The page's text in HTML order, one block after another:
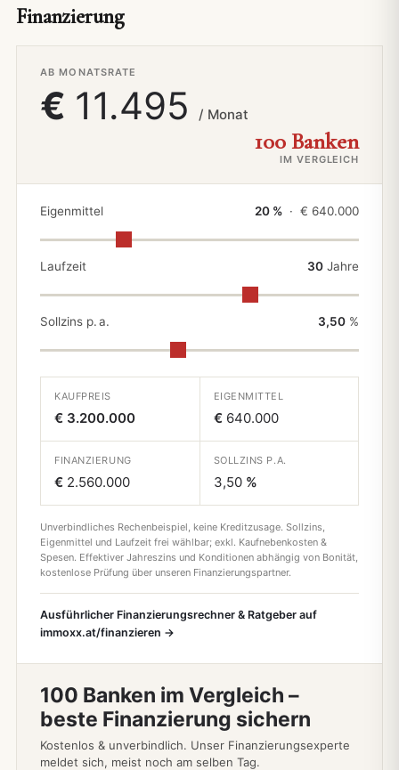
Finanzierung
AB MONATSRATE
€ 11.495 / Monat
100 Banken
IM VERGLEICH
Eigenmittel 20 % · € 640.000
Laufzeit 30 Jahre
Sollzins p. a. 3,50 %
KAUFPREIS
€ 3.200.000
EIGENMITTEL
€ 640.000
FINANZIERUNG
€ 2.560.000
SOLLZINS P.A.
3,50%
Unverbindliches Rechenbeispiel, keine Kreditzusage. Sollzins,
Eigenmittel und Laufzeit frei wählbar; exkl. Kaufnebenkosten &
Spesen. Effektiver Jahreszins und Konditionen abhängig von Bonität,
kostenlose Prüfung über unseren Finanzierungspartner.
Ausführlicher Finanzierungsrechner & Ratgeber auf
immoxx.at/finanzieren →
100 Banken im Vergleich –
beste Finanzierung sichern
Kostenlos & unverbindlich. Unser Finanzierungsexperte
meldet sich, meist noch am selben Tag.